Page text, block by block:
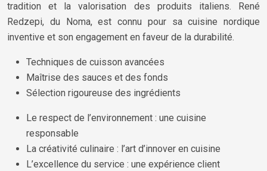
tradition et la valorisation des produits italiens. René
Redzepi, du Noma, est connu pour sa cuisine nordique
inventive et son engagement en faveur de la durabilité.
Techniques de cuisson avancées
Maîtrise des sauces et des fonds
Sélection rigoureuse des ingrédients
Le respect de l’environnement : une cuisine
responsable
La créativité culinaire : l’art d’innover en cuisine
L’excellence du service : une expérience client